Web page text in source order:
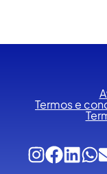
Termos e